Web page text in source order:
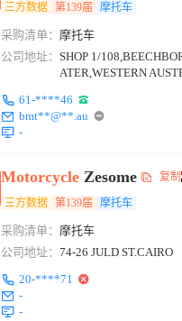
三方数据 第139届 摩托车
采购清单： 摩托车
公司地址：SHOP 1/
ATER,WESTERN
61-****46
bmt**@**.au
-
Motorcycle Zesome 复制
三方数据 第139届 摩托车
采购清单： 摩托车
公司地址：74-26 JULD ST.CAIRO
20-****71
-
-